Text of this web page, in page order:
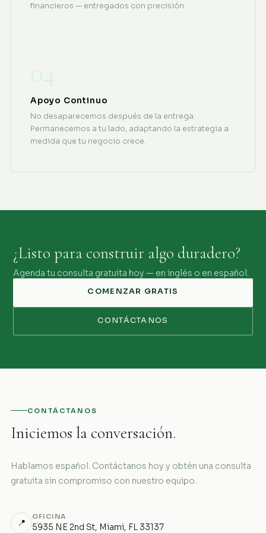
financieros — entregados con precisión.
04
Apoyo Continuo
No desaparecemos después de la entrega.
Permanecemos a tu lado, adaptando la estrategia a
medida que tu negocio crece.
¿Listo para construir algo duradero?
Agenda tu consulta gratuita hoy — en inglés o en español.
COMENZAR GRATIS
CONTÁCTANOS
CONTÁCTANOS
Iniciemos la conversación.
Hablamos español. Contáctanos hoy y obtén una consulta
gratuita sin compromiso con nuestro equipo.
📍
OFICINA
5935 NE 2nd St, Miami, FL 33137